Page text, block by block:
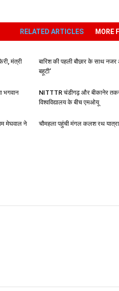
RELATED ARTICLES MORE
मंत्री
बारिश की पहली बौछार के साथ नजर
बहूटी’
भगवान
NITTTR चंडीगढ़ और बीकानेर
विश्वविद्यालय के बीच एमओयू
मेघवाल ने
चौमहला पहुंची मंगल कलश रथ यात्रा